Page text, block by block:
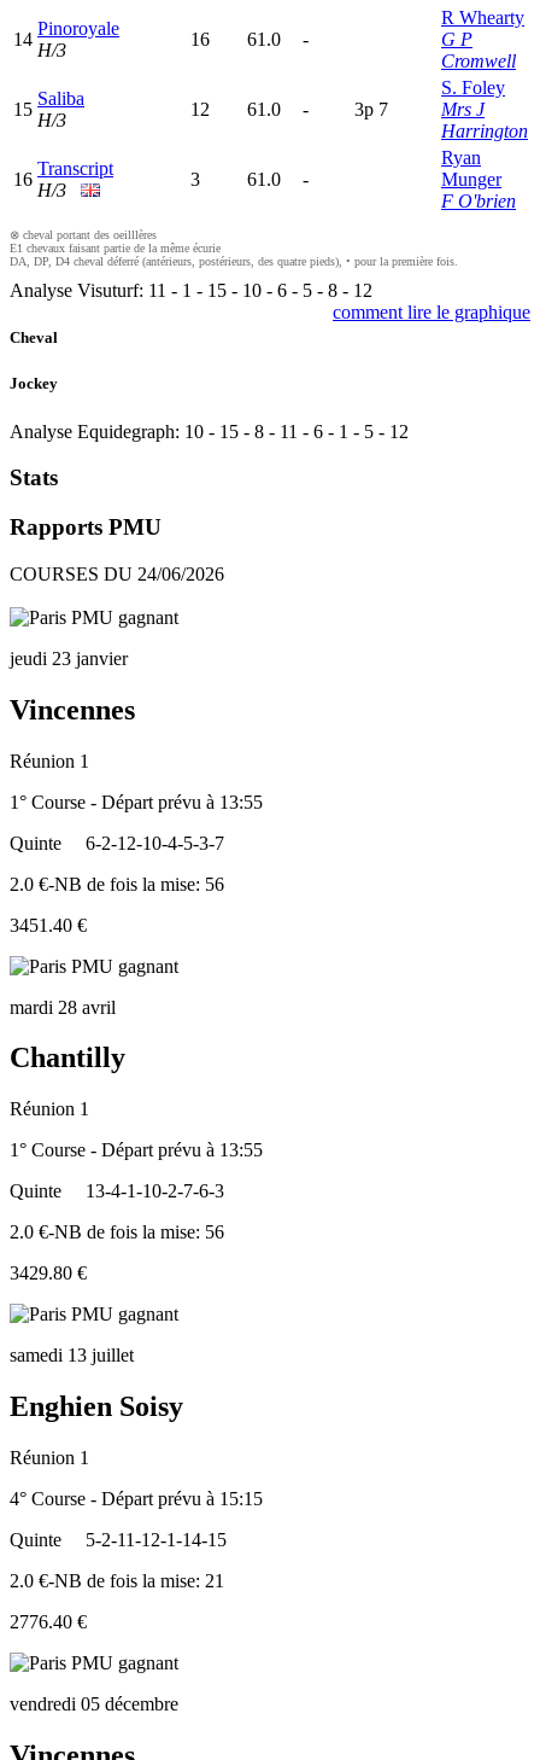
14
Pinoroyale
H/3
16 61.0 -
R Whearty
G P
Cromwell
15
Saliba
H/3
12 61.0 - 3p 7
S. Foley
Mrs J
Harrington
16
Transcript
H/3
3 61.0 -
Ryan
Munger
F O'brien
⊗ cheval portant des oeilllères
E1 chevaux faisant partie de la même écurie
DA, DP, D4 cheval déferré (antérieurs, postérieurs, des quatre pieds), • pour la première fois.
Analyse Visuturf: 11 - 1 - 15 - 10 - 6 - 5 - 8 - 12
comment lire le graphique
Cheval
Jockey
Analyse Equidegraph: 10 - 15 - 8 - 11 - 6 - 1 - 5 - 12
Stats
Rapports PMU
COURSES DU 24/06/2026
jeudi 23 janvier
Vincennes
Réunion 1
1° Course - Départ prévu à 13:55
Quinte
6-2-12-10-4-5-3-7
2.0 €-NB de fois la mise: 56
3451.40 €
mardi 28 avril
Chantilly
Réunion 1
1° Course - Départ prévu à 13:55
Quinte
13-4-1-10-2-7-6-3
2.0 €-NB de fois la mise: 56
3429.80 €
samedi 13 juillet
Enghien Soisy
Réunion 1
4° Course - Départ prévu à 15:15
Quinte
5-2-11-12-1-14-15
2.0 €-NB de fois la mise: 21
2776.40 €
vendredi 05 décembre